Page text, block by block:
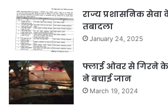
राज्य प्रशासनिक सेवा
तबादला
January 24, 2025
फ्लाई ओवर से गिरने के
ने बचाई जान
March 19, 2024